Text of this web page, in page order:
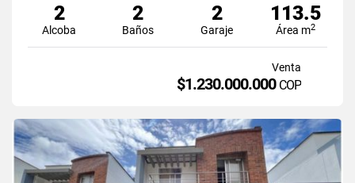
2
Alcoba
2
Baños
2
Garaje
113.5
Área m2
Venta
$1.230.000.000 COP